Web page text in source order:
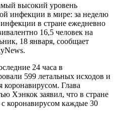
высокий уровень
инфекции в мире: за неделю
в стране ежедневно
16,5 человек на
18 января, сообщает
24 часа в
599 летальных исходов и
коронавирусом. Глава
Хэнкок заявил, что в стране
коронавирусом каждые 30